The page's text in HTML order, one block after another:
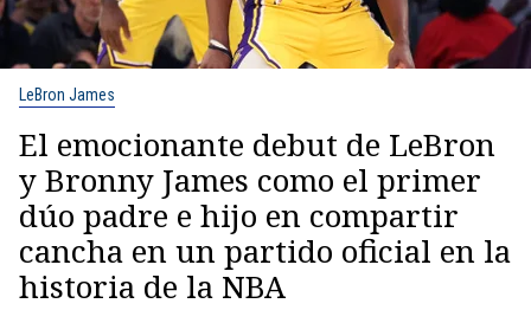
LeBron James
El emocionante debut de LeBron
y Bronny James como el primer
dúo padre e hijo en compartir
cancha en un partido oficial en la
historia de la NBA